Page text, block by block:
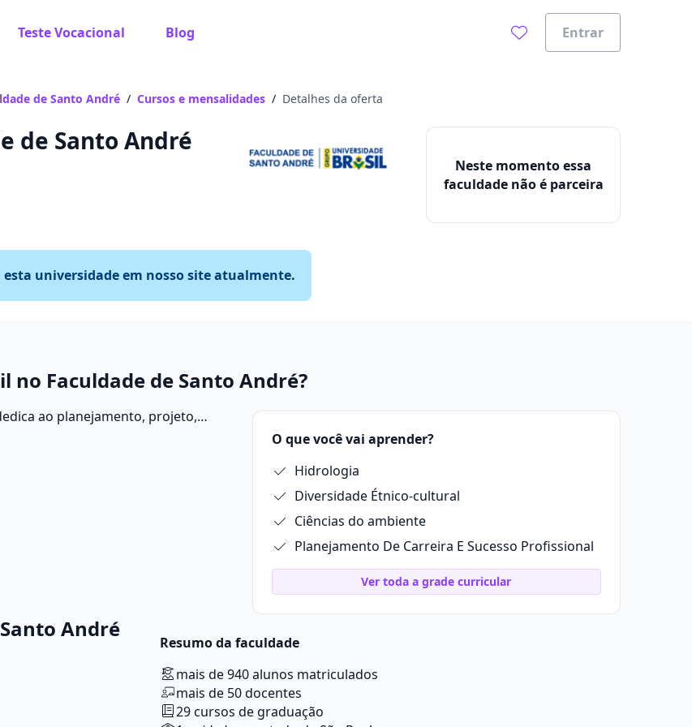
Teste Vocacional Blog Entrar
de Santo André / Cursos e mensalidades / Detalhes da oferta
de Santo André
Neste momento essa
faculdade não é parceira
universidade em nosso site atualmente.
no Faculdade de Santo André?
ao planejamento, projeto,
O que você vai aprender?
Hidrologia
Diversidade Étnico-cultural
Ciências do ambiente
Planejamento De Carreira E Sucesso Profissional
Ver toda a grade curricular
André
Resumo da faculdade
mais de 940 alunos matriculados
mais de 50 docentes
29 cursos de graduação